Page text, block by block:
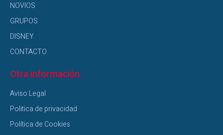
NOVIOS
GRUPOS
DISNEY
CONTACTO
Otra información
Aviso Legal
Politica de privacidad
Política de Cookies